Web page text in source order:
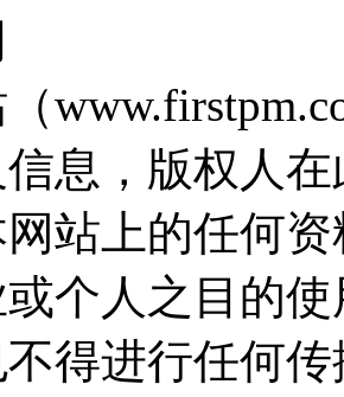
息，版权人
站上的任何
个人之目的
得进行任何